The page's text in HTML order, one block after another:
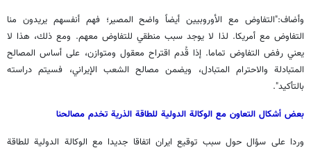
وأضاف:"التفاوض مع الأوروبيين أيضاً واضح المصير؛ فهم أنفسهم يريدون منا
التفاوض مع أمريكا. لذا لا يوجد سبب منطقي للتفاوض معهم. ومع ذلك، هذا لا
يعني رفض التفاوض تماما. إذا قُدم اقتراح معقول ومتوازن، على أساس المصالح
المتبادلة والاحترام المتبادل، ويضمن مصالح الشعب الإيراني، فسيتم دراسته
بالتأكيد".
بعض أشكال التعاون مع الوكالة الدولية للطاقة الذرية تخدم مصالحنا
وردا على سؤال حول سبب توقيع ايران اتفاقا جديدا مع الوكالة الدولية للطاقة